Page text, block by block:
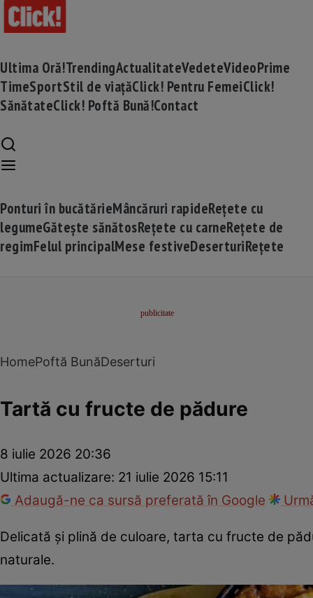
Ultima Oră!TrendingActualitateVedeteVideoPrime
TimeSportStil de viațăClick! Pentru FemeiClick!
SănătateClick! Poftă Bună!Contact
Ponturi în bucătărieMâncăruri rapideRețete cu
legumeGătește sănătosRețete cu carneRețete de
regimFelul principalMese festiveDeserturiRețete
HomePoftă BunăDeserturi
Tartă cu fructe de pădure
8 iulie 2026 20:36
Ultima actualizare: 21 iulie 2026 15:11
Adaugă-ne ca sursă preferată în Google
Delicată și plină de culoare, tarta cu fructe de
naturale.